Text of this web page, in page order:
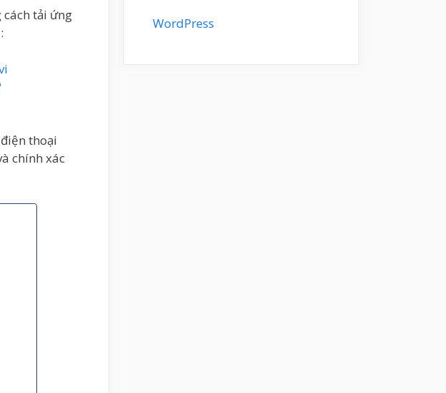
cách tải ứng
thoại
chính xác
WordPress